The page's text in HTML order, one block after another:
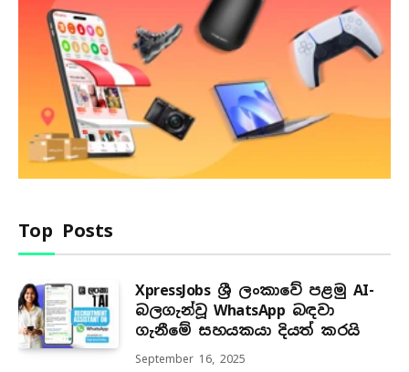
Top Posts
XpressJobs ශ්‍රී ලංකාවේ පළමු AI-
බලගැන්වූ WhatsApp බඳවා
ගැනීමේ සහයකයා දියත් කරයි
September 16, 2025